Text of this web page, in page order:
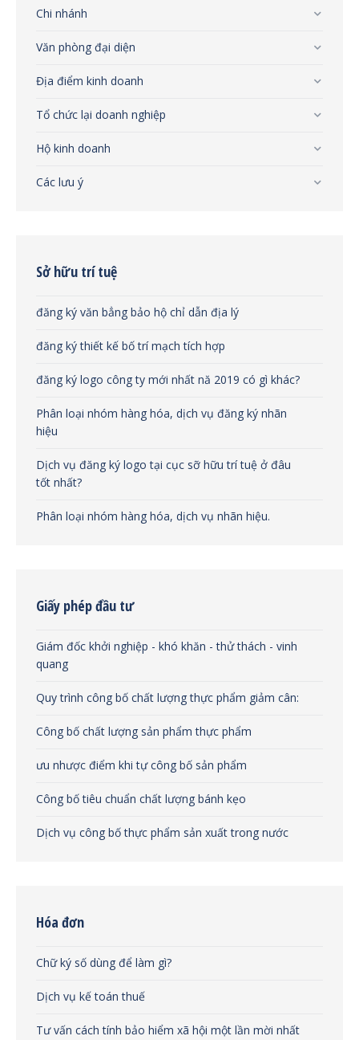
Chi nhánh
Văn phòng đại diện
Địa điểm kinh doanh
Tổ chức lại doanh nghiệp
Hộ kinh doanh
Các lưu ý
Sở hữu trí tuệ
đăng ký văn bẳng bảo hộ chỉ dẫn địa lý
đăng ký thiết kế bố trí mạch tích hợp
đăng ký logo công ty mới nhất nă 2019 có gì khác?
Phân loại nhóm hàng hóa, dịch vụ đăng ký nhãn
hiệu
Dịch vụ đăng ký logo tại cục sỡ hữu trí tuệ ở đâu
tốt nhất?
Phân loại nhóm hàng hóa, dịch vụ nhãn hiệu.
Giấy phép đầu tư
Giám đốc khởi nghiệp - khó khăn - thử thách - vinh
quang
Quy trình công bố chất lượng thực phẩm giảm cân:
Công bố chất lượng sản phẩm thực phẩm
ưu nhược điểm khi tự công bố sản phẩm
Công bố tiêu chuẩn chất lượng bánh kẹo
Dịch vụ công bố thực phẩm sản xuất trong nước
Hóa đơn
Chữ ký số dùng để làm gì?
Dịch vụ kế toán thuế
Tư vấn cách tính bảo hiểm xã hội một lần mời nhất